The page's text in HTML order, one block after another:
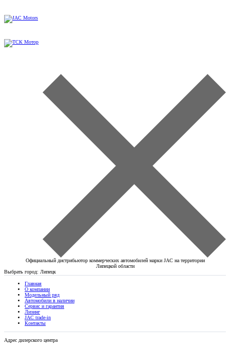
Официальный дистрибьютор коммерческих автомобилей марки JAC на территории
Липецкой области
Выбрать город: Липецк
Главная
О компании
Модельный ряд
Автомобили в наличии
Сервис и гарантия
Лизинг
JAC trade-in
Контакты
Адрес дилерского центра